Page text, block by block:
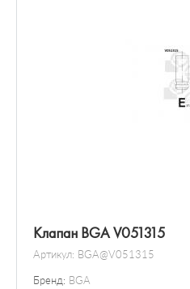
Клапан BGA V051315
Артикул: BGA@V051315
Бренд: BGA